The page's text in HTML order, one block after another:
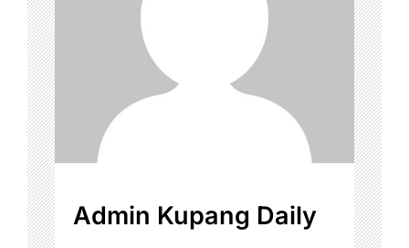
Admin Kupang Daily